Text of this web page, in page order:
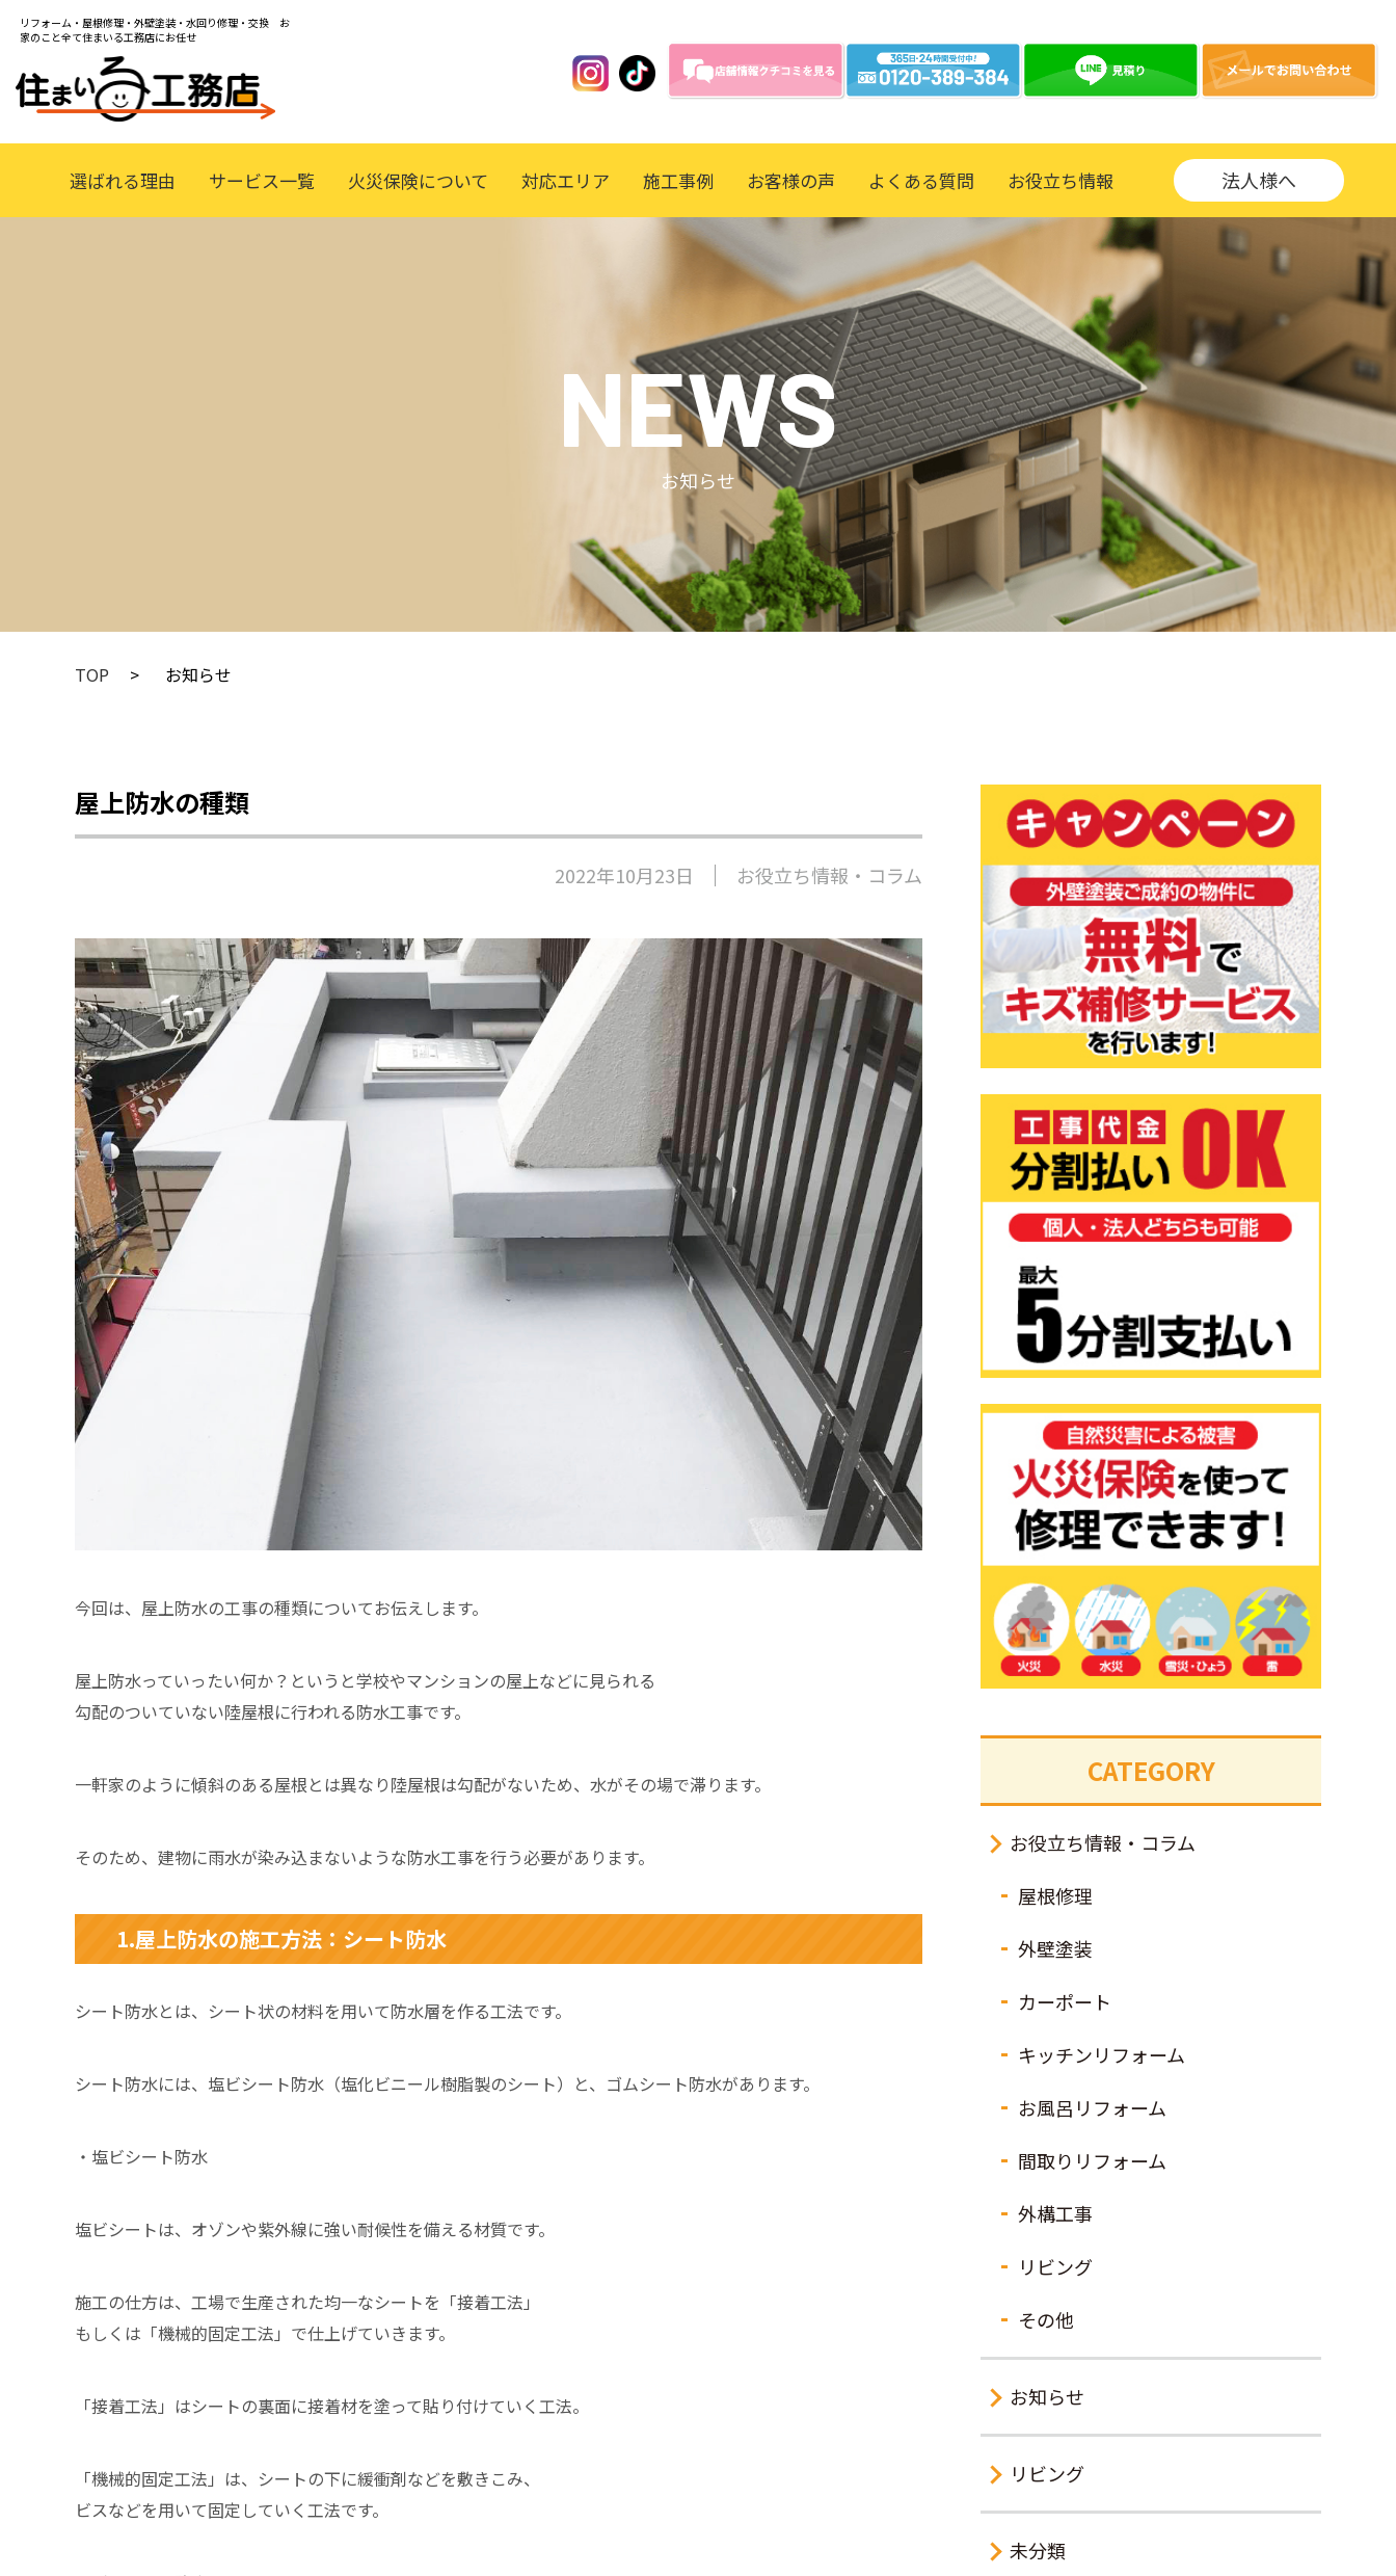
リフォーム・屋根修理・外壁塗装・水回り修理・交換 お
家のこと全て住まいる工務店にお任せ
選ばれる理由 サービス一覧 火災保険について 対応エリア 施工事例 お客様の声 よくある質問 お役立ち情報 法人様へ
NEWS
お知らせ
TOP お知らせ
屋上防水の種類
2022年10月23日 お役立ち情報・コラム
今回は、屋上防水の工事の種類についてお伝えします。
屋上防水っていったい何か？というと学校やマンションの屋上などに見られる
勾配のついていない陸屋根に行われる防水工事です。
一軒家のように傾斜のある屋根とは異なり陸屋根は勾配がないため、水がその場で滞ります。
そのため、建物に雨水が染み込まないような防水工事を行う必要があります。
1.屋上防水の施工方法：シート防水
シート防水とは、シート状の材料を用いて防水層を作る工法です。
シート防水には、塩ビシート防水（塩化ビニール樹脂製のシート）と、ゴムシート防水があります。
・塩ビシート防水
塩ビシートは、オゾンや紫外線に強い耐候性を備える材質です。
施工の仕方は、工場で生産された均一なシートを「接着工法」
もしくは「機械的固定工法」で仕上げていきます。
「接着工法」はシートの裏面に接着材を塗って貼り付けていく工法。
「機械的固定工法」は、シートの下に緩衝剤などを敷きこみ、
ビスなどを用いて固定していく工法です。
CATEGORY
お役立ち情報・コラム
屋根修理
外壁塗装
カーポート
キッチンリフォーム
お風呂リフォーム
間取りリフォーム
外構工事
リビング
その他
お知らせ
リビング
未分類